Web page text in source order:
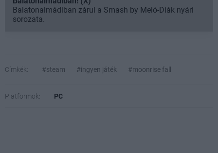
Balatonalmádiban zárul a Smash by Meló-Diák nyári
sorozata.
Címkék: #steam #ingyen játék #moonrise fall
Platformok: PC